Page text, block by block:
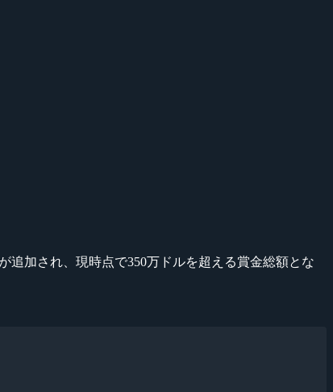
追加され、現時点で350万ドルを超える賞金総額とな